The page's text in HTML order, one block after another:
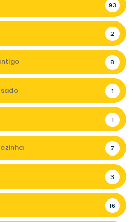
93
2
8
1
1
7
3
16